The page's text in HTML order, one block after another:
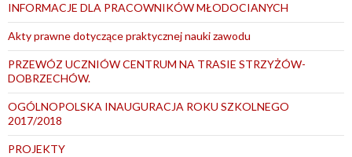
INFORMACJE DLA PRACOWNIKÓW MŁODOCIANYCH
Akty prawne dotyczące praktycznej nauki zawodu
PRZEWÓZ UCZNIÓW CENTRUM NA TRASIE STRZYŻÓW-
DOBRZECHÓW.
OGÓLNOPOLSKA INAUGURACJA ROKU SZKOLNEGO
2017/2018
PROJEKTY